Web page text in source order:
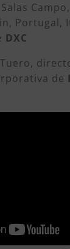
Campo,
Portugal,
DXC
de